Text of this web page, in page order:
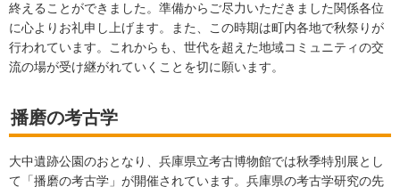
終えることができました。準備からご尽力いただきました関係各位
に心よりお礼申し上げます。また、この時期は町内各地で秋祭りが
行われています。これからも、世代を超えた地域コミュニティの交
流の場が受け継がれていくことを切に願います。
播磨の考古学
大中遺跡公園のおとなり、兵庫県立考古博物館では秋季特別展とし
て「播磨の考古学」が開催されています。兵庫県の考古学研究の先